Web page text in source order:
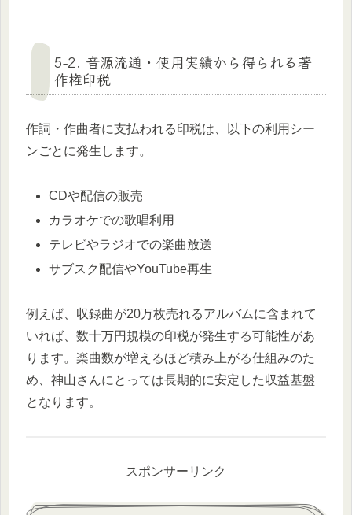
5-2. 音源流通・使用実績から得られる著
作権印税
作詞・作曲者に支払われる印税は、以下の利用シー
ンごとに発生します。
CDや配信の販売
カラオケでの歌唱利用
テレビやラジオでの楽曲放送
サブスク配信やYouTube再生
例えば、収録曲が20万枚売れるアルバムに含まれて
いれば、数十万円規模の印税が発生する可能性があ
ります。楽曲数が増えるほど積み上がる仕組みのた
め、神山さんにとっては長期的に安定した収益基盤
となります。
スポンサーリンク